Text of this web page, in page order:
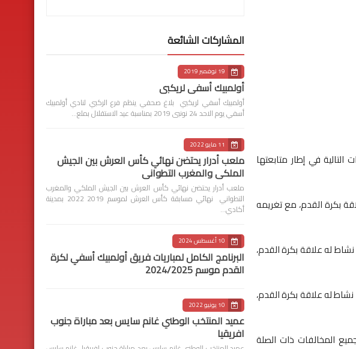
لكرة القدم يوم السبت 9 نونبر 2024، واتخذت القرارات التالية في إطار متابعتها
عن مزاولة أي نشاط له علاقة بكرة القدم، مع تغريمه
بني ملال خنيفرة، لمدة 3 سنوات عن مزاولة أي نشاط له علاقة بكرة القدم،
بني ملال خنيفرة، لمدة 3 سنوات عن مزاولة أي نشاط له علاقة بكرة القدم،
المخالفات ذات الصلة
المشاركات الشائعة
19 نوفمبر 2019
أولمبيك أسفي لريكبي
أولمبيك أسفي لريكبي بلاغ صحفي ينظم فرع الركبي لنادي أولمبيك
أسفي يوم الاحد 24 نونبى 2019 بمناسبة عيد الاستقلال بملع…
11 مايو 2022
ملعب أدرار يحتضن نهائي كأس العرش بين الجيش
الملكي والمغرب التطواني
ملعب أدرار يحتضن نهائي كأس العرش بين الجيش الملكي والمغرب
التطواني نهائي مسابقة كأس العرش لموسم 2019 2022 بمدينة
أكادي…
10 أغسطس 2024
البرنامج الكامل لمباريات فريق أولمبيك أسفي لكرة
القدم موسم 2024/2025
10 يونيو 2022
عميد المنتخب الوطني غانم سايس بعد مباراة جنوب
افريقيا